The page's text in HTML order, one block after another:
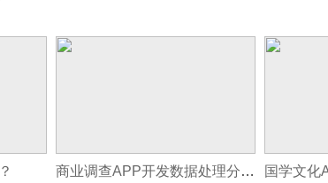
商业调查APP开发数据处理分析